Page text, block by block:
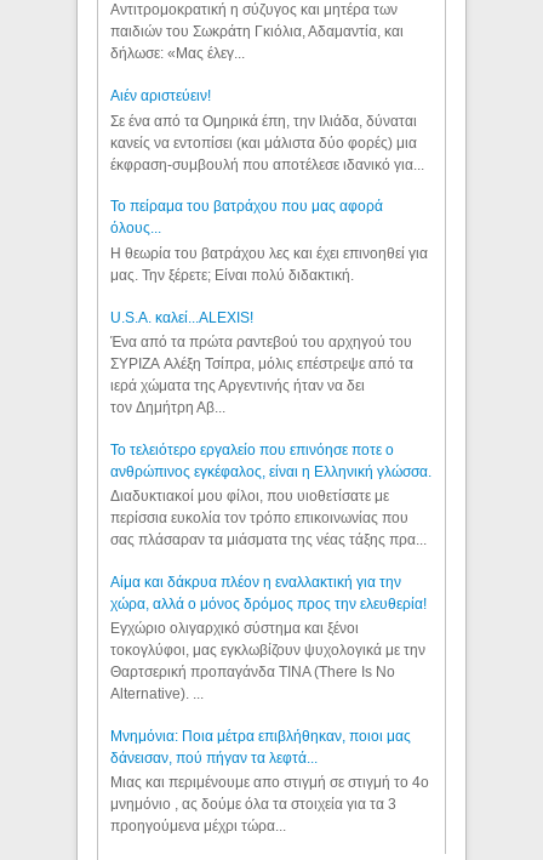
Αντιτρομοκρατική η σύζυγος και μητέρα των
παιδιών του Σωκράτη Γκιόλια, Αδαμαντία, και
δήλωσε: «Μας έλεγ...
Aιέν αριστεύειν!
Σε ένα από τα Ομηρικά έπη, την Ιλιάδα, δύναται
κανείς να εντοπίσει (και μάλιστα δύο φορές) μια
έκφραση-συμβουλή που αποτέλεσε ιδανικό για...
Το πείραμα του βατράχου που μας αφορά
όλους...
Η θεωρία του βατράχου λες και έχει επινοηθεί για
μας. Την ξέρετε; Είναι πολύ διδακτική.
U.S.A. καλεί...ALEXIS!
Ένα από τα πρώτα ραντεβού του αρχηγού του
ΣΥΡΙΖΑ Αλέξη Τσίπρα, μόλις επέστρεψε από τα
ιερά χώματα της Αργεντινής ήταν να δει
τον Δημήτρη Αβ...
Το τελειότερο εργαλείο που επινόησε ποτε ο
ανθρώπινος εγκέφαλος, είναι η Ελληνική γλώσσα.
Διαδυκτιακοί μου φίλοι, που υιοθετίσατε με
περίσσια ευκολία τον τρόπο επικοινωνίας που
σας πλάσαραν τα μιάσματα της νέας τάξης πρα...
Αίμα και δάκρυα πλέον η εναλλακτική για την
χώρα, αλλά ο μόνος δρόμος προς την ελευθερία!
Εγχώριο ολιγαρχικό σύστημα και ξένοι
τοκογλύφοι, μας εγκλωβίζουν ψυχολογικά με την
Θαρτσερική προπαγάνδα TINA (There Is No
Alternative). ...
Μνημόνια: Ποια μέτρα επιβλήθηκαν, ποιοι μας
δάνεισαν, πού πήγαν τα λεφτά...
Μιας και περιμένουμε απο στιγμή σε στιγμή το 4ο
μνημόνιο , ας δούμε όλα τα στοιχεία για τα 3
προηγούμενα μέχρι τώρα...